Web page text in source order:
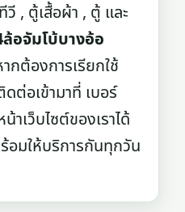
วี , ตู้เสื้อผ้า , ตู้ และ
อจัมโบ้บางอ้อ
กต้องการเรียกใช้
ต่อเข้ามาที่ เบอร์
เว็บไซต์ของเราได้
อมให้บริการกันทุกวัน